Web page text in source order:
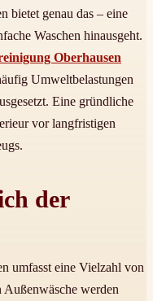
bietet genau das – eine
Waschen hinausgeht.
Oberhausen
Umweltbelastungen
Eine gründliche
vor langfristigen
der
umfasst eine Vielzahl von
Außenwäsche werden